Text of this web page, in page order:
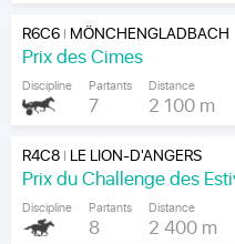
R6C6| MÖNCHENGLADBACH
Prix des Cimes
Discipline Partants
7
Distance
2 100 m
R4C8| LE LION-D'ANGERS
Discipline Partants
8
Distance
2 400 m